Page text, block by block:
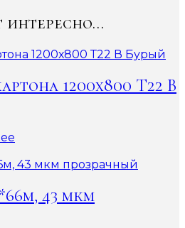
интересно…
1200х800 Т22 В
43 мкм